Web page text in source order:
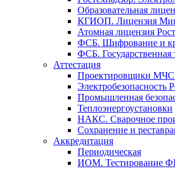
Образовательная
КГИОП. Лицензия
Атомная лицензия
ФСБ. Шифрование и
ФСБ. Государственная
Аттестация
Проектировщики МЧС
Электробезопасность
Промышленная
Теплоэнергоустановки
НАКС. Сварочное
Сохранение и
Аккредитация
Периодическая
ИОМ. Тестирование